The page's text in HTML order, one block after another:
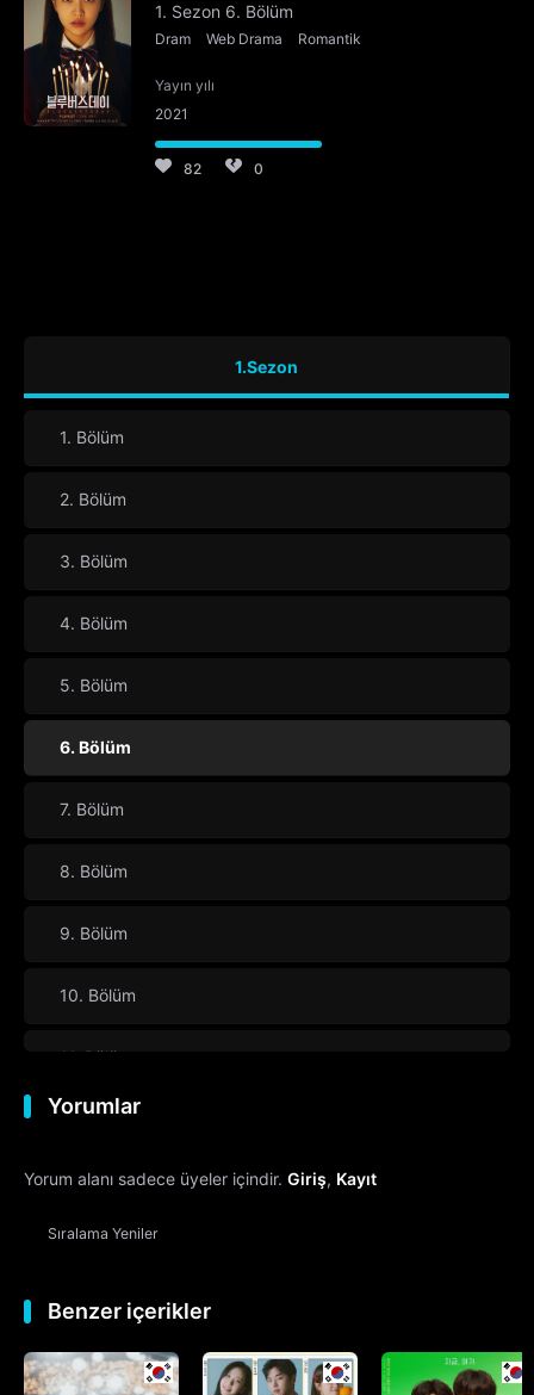
1. Sezon 6. Bölüm
Dram Web Drama Romantik
Yayın yılı
2021
82 0
1.Sezon
1. Bölüm
2. Bölüm
3. Bölüm
4. Bölüm
5. Bölüm
6. Bölüm
7. Bölüm
8. Bölüm
9. Bölüm
10. Bölüm
11. Bölüm
12. Bölüm
13. Bölüm
14. Bölüm
15. Bölüm
16. Bölüm Final
Yorumlar
Yorum alanı sadece üyeler içindir. Giriş, Kayıt
Sıralama Yeniler
Benzer içerikler